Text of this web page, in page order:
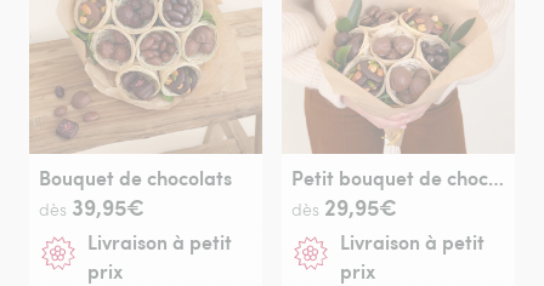
Bouquet de chocolats
dès 39,95€
Livraison à petit
prix
Petit bouquet de chocolat
dès 29,95€
Livraison à petit
prix